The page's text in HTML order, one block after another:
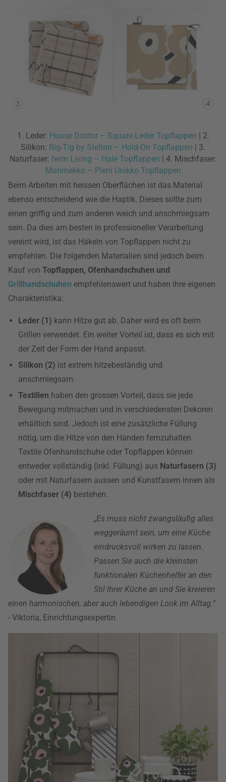
1. Leder: House Doctor – Square Leder Topflappen | 2.
Silikon: Rig-Tig by Stelton – Hold-On Topflappen | 3.
Naturfaser: ferm Living – Hale Topflappen | 4. Mischfaser:
Marimekko – Pieni Unikko Topflappen
Beim Arbeiten mit heissen Oberflächen ist das Material
ebenso entscheidend wie die Haptik. Dieses sollte zum
einen griffig und zum anderen weich und anschmiegsam
sein. Da dies am besten in professioneller Verarbeitung
vereint wird, ist das Häkeln von Topflappen nicht zu
empfehlen. Die folgenden Materialien sind jedoch beim
Kauf von Topflappen, Ofenhandschuhen und
Grillhandschuhen empfehlenswert und haben ihre eigenen
Charakteristika:
Leder (1) kann Hitze gut ab. Daher wird es oft beim
Grillen verwendet. Ein weiter Vorteil ist, dass es sich mit
der Zeit der Form der Hand anpasst.
Silikon (2) ist extrem hitzebeständig und
anschmiegsam.
Textilien haben den grossen Vorteil, dass sie jede
Bewegung mitmachen und in verschiedensten Dekoren
erhältlich sind. Jedoch ist eine zusätzliche Füllung
nötig, um die Hitze von den Händen fernzuhalten.
Textile Ofenhandschuhe oder Topflappen können
entweder vollständig (inkl. Füllung) aus Naturfasern (3)
oder mit Naturfasern aussen und Kunstfasern innen als
Mischfaser (4) bestehen.
„Es muss nicht zwangsläufig alles
weggeräumt sein, um eine Küche
eindrucksvoll wirken zu lassen.
Passen Sie auch die kleinsten
funktionalen Küchenhelfer an den
Stil Ihrer Küche an und Sie kreieren
einen harmonischen, aber auch lebendigen Look im Alltag.“
- Viktoria, Einrichtungsexpertin